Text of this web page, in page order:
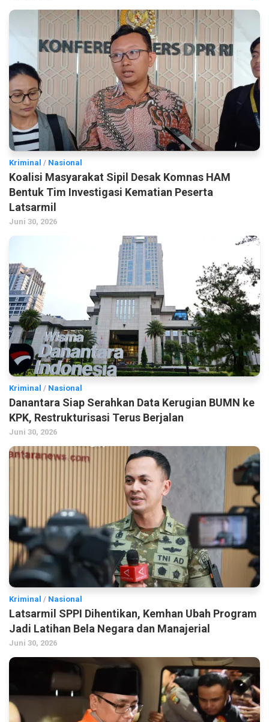
Kriminal / Nasional
Koalisi Masyarakat Sipil Desak Komnas HAM
Bentuk Tim Investigasi Kematian Peserta
Latsarmil
Juni 30, 2026
Kriminal / Nasional
Danantara Siap Serahkan Data Kerugian BUMN ke
KPK, Restrukturisasi Terus Berjalan
Juni 30, 2026
Kriminal / Nasional
Latsarmil SPPI Dihentikan, Kemhan Ubah Program
Jadi Latihan Bela Negara dan Manajerial
Juni 30, 2026